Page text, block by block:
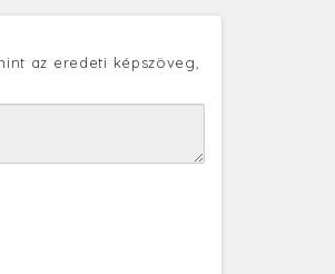
az eredeti képszöveg,